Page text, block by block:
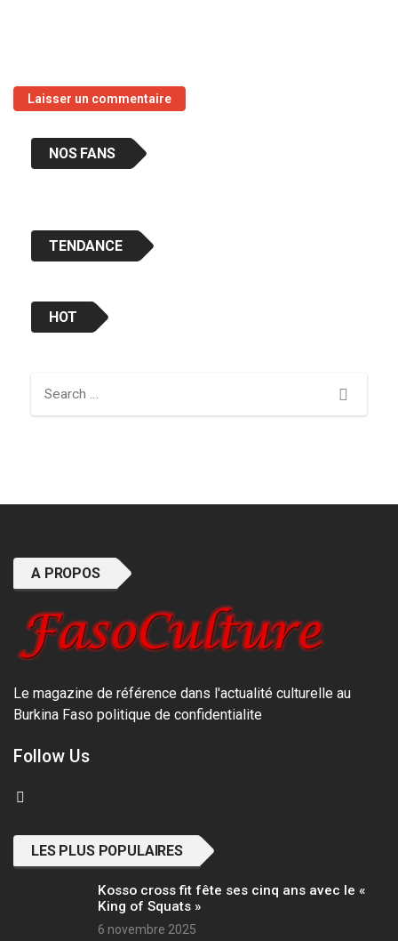
NOS FANS
TENDANCE
HOT
Search
A PROPOS
Le magazine de référence dans l'actualité culturelle au
Burkina Faso politique de confidentialite
Follow Us
LES PLUS POPULAIRES
Kosso cross fit fête ses cinq ans avec le «
King of Squats »
6 novembre 2025